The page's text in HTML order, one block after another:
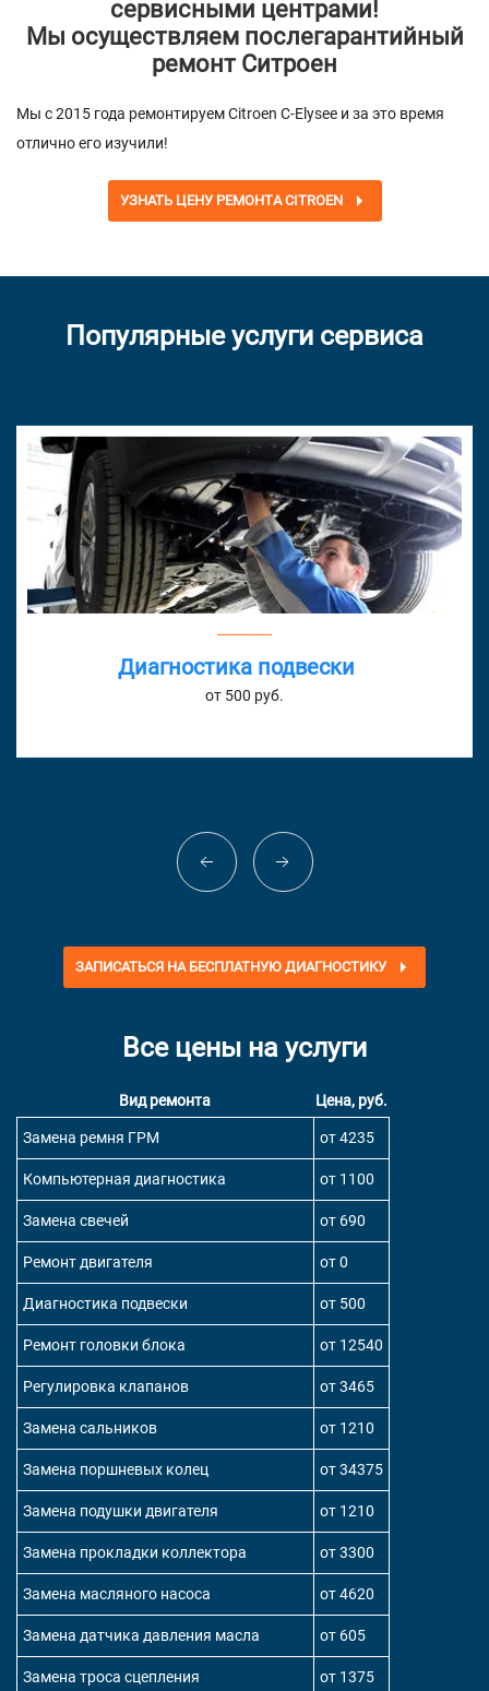
сервисными центрами!
Мы осуществляем послегарантийный
ремонт Ситроен
Мы с 2015 года ремонтируем Citroen C-Elysee и за это время
отлично его изучили!
УЗНАТЬ ЦЕНУ РЕМОНТА CITROEN
Популярные услуги сервиса
Диагностика подвески
от 500 руб.
ЗАПИСАТЬСЯ НА БЕСПЛАТНУЮ ДИАГНОСТИКУ
Все цены на услуги
Вид ремонта
Цена, руб.
Замена ремня ГРМ
от 4235
Компьютерная диагностика от 1100
Замена свечей от 690
Ремонт двигателя от 0
Диагностика подвески от 500
Ремонт головки блока от 12540
Регулировка клапанов от 3465
Замена сальников от 1210
Замена поршневых колец от 34375
Замена подушки двигателя от 1210
Замена прокладки коллектора от 3300
Замена масляного насоса от 4620
Замена датчика давления масла от 605
Замена троса сцепления от 1375